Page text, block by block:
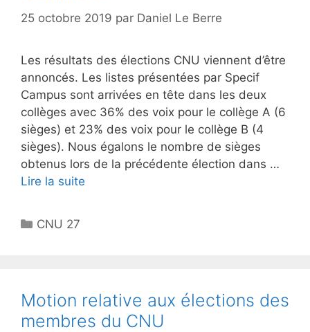
25 octobre 2019 par Daniel Le Berre
Les résultats des élections CNU viennent d’être
annoncés. Les listes présentées par Specif
Campus sont arrivées en tête dans les deux
collèges avec 36% des voix pour le collège A (6
sièges) et 23% des voix pour le collège B (4
sièges). Nous égalons le nombre de sièges
obtenus lors de la précédente élection dans …
Lire la suite
Catégories
CNU 27
Motion relative aux élections des
membres du CNU